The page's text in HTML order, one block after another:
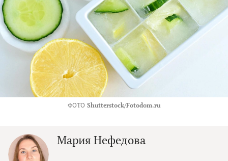
ФОТО Shutterstock/Fotodom.ru
Мария Нефедова